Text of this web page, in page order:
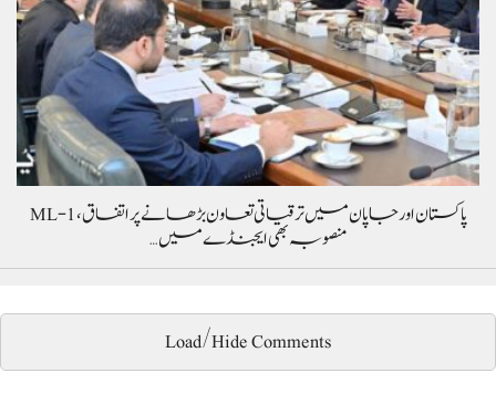
پاکستان اور جاپان میں ترقیاتی تعاون بڑھانے پر اتفاق، ML-1
منصوبہ بھی ایجنڈے میں…
Load/Hide Comments